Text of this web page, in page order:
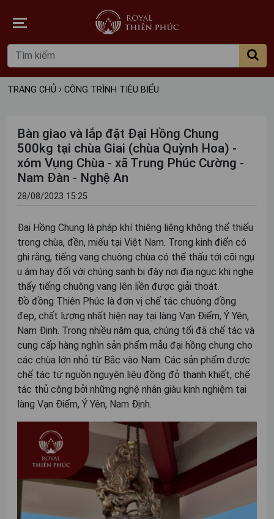
TRANG CHỦ › CÔNG TRÌNH TIÊU BIỂU
Bàn giao và lắp đặt Đại Hồng Chung
500kg tại chùa Giai (chùa Quỳnh Hoa) -
xóm Vụng Chùa - xã Trung Phúc Cường -
Nam Đàn - Nghệ An
28/08/2023 15:25
Đại Hồng Chung là pháp khí thiêng liêng không thể thiếu
trong chùa, đền, miếu tại Việt Nam. Trong kinh điển có
ghi rằng, tiếng vang chuông chùa có thể thấu tới cõi ngụ
u ám hay đối với chúng sanh bị đày nơi địa ngục khi nghe
thấy tiếng chuông vang lên liền được giải thoát.
Đồ đồng Thiên Phúc là đơn vị chế tác chuông đồng
đẹp, chất lượng nhất hiện nay tại làng Vạn Điểm, Ý Yên,
Nam Định. Trong nhiều năm qua, chúng tối đã chế tác và
cung cấp hàng nghìn sản phẩm mẫu đại hồng chung cho
các chùa lớn nhỏ từ Bắc vào Nam. Các sản phẩm được
chế tác từ nguồn nguyên liệu đồng đỏ thanh khiết, chế
tác thủ công bởi những nghệ nhân giàu kinh nghiệm tại
làng Vạn Điểm, Ý Yên, Nam Định.